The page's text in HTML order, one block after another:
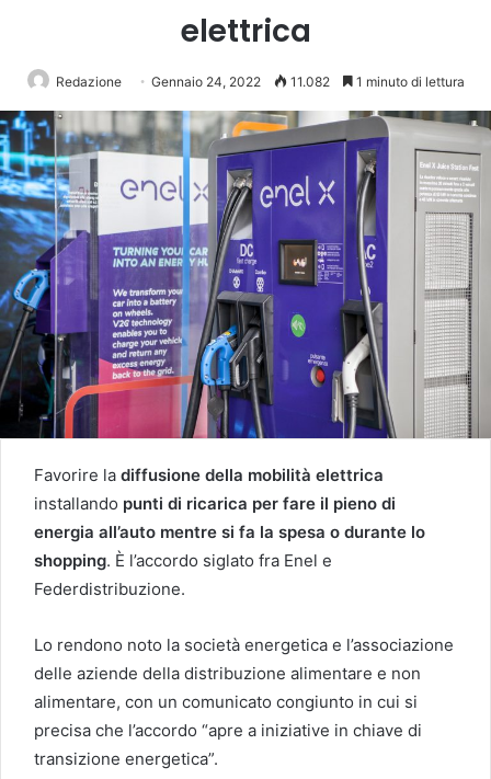
elettrica
Redazione Gennaio 24, 2022 11.082 1 minuto di lettura
Favorire la diffusione della mobilità elettrica
installando punti di ricarica per fare il pieno di
energia all’auto mentre si fa la spesa o durante lo
shopping. È l’accordo siglato fra Enel e
Federdistribuzione.
Lo rendono noto la società energetica e l’associazione
delle aziende della distribuzione alimentare e non
alimentare, con un comunicato congiunto in cui si
precisa che l’accordo “apre a iniziative in chiave di
transizione energetica”.